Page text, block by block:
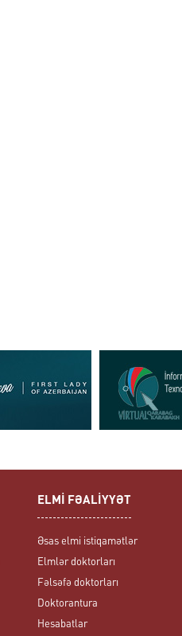
ELMİ FƏALİYYƏT
Əsas elmi istiqamətlər
Elmlər doktorları
Fəlsəfə doktorları
Doktorantura
Hesabatlar